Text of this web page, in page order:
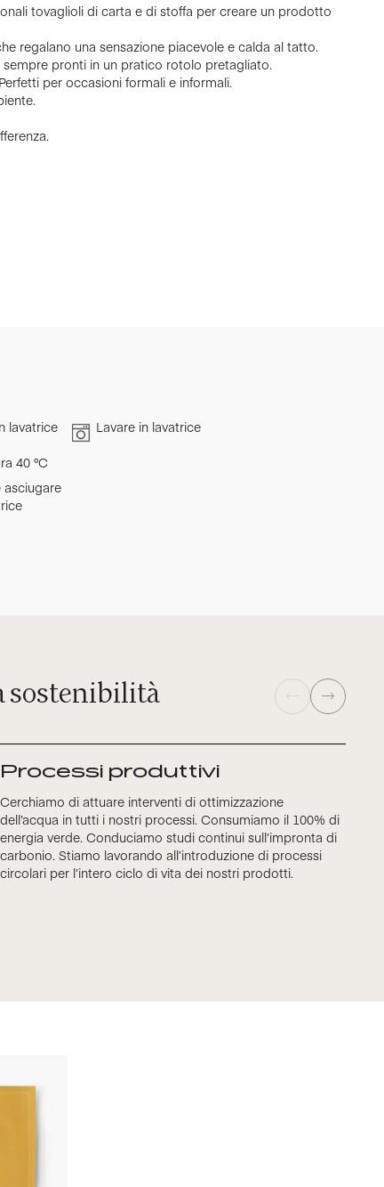
tovaglioli di carta e di stoffa per creare un prodotto
regalano una sensazione piacevole e calda al tatto.
pronti in un pratico rotolo pretagliato.
per occasioni formali e informali.
lavatrice
40 °C
Lavare in lavatrice
asciugare
sostenibilità
Processi produttivi
Cerchiamo di attuare interventi di ottimizzazione
dell’acqua in tutti i nostri processi. Consumiamo il 100% di
energia verde. Conduciamo studi continui sull’impronta di
carbonio. Stiamo lavorando all’introduzione di processi
circolari per l’intero ciclo di vita dei nostri prodotti.